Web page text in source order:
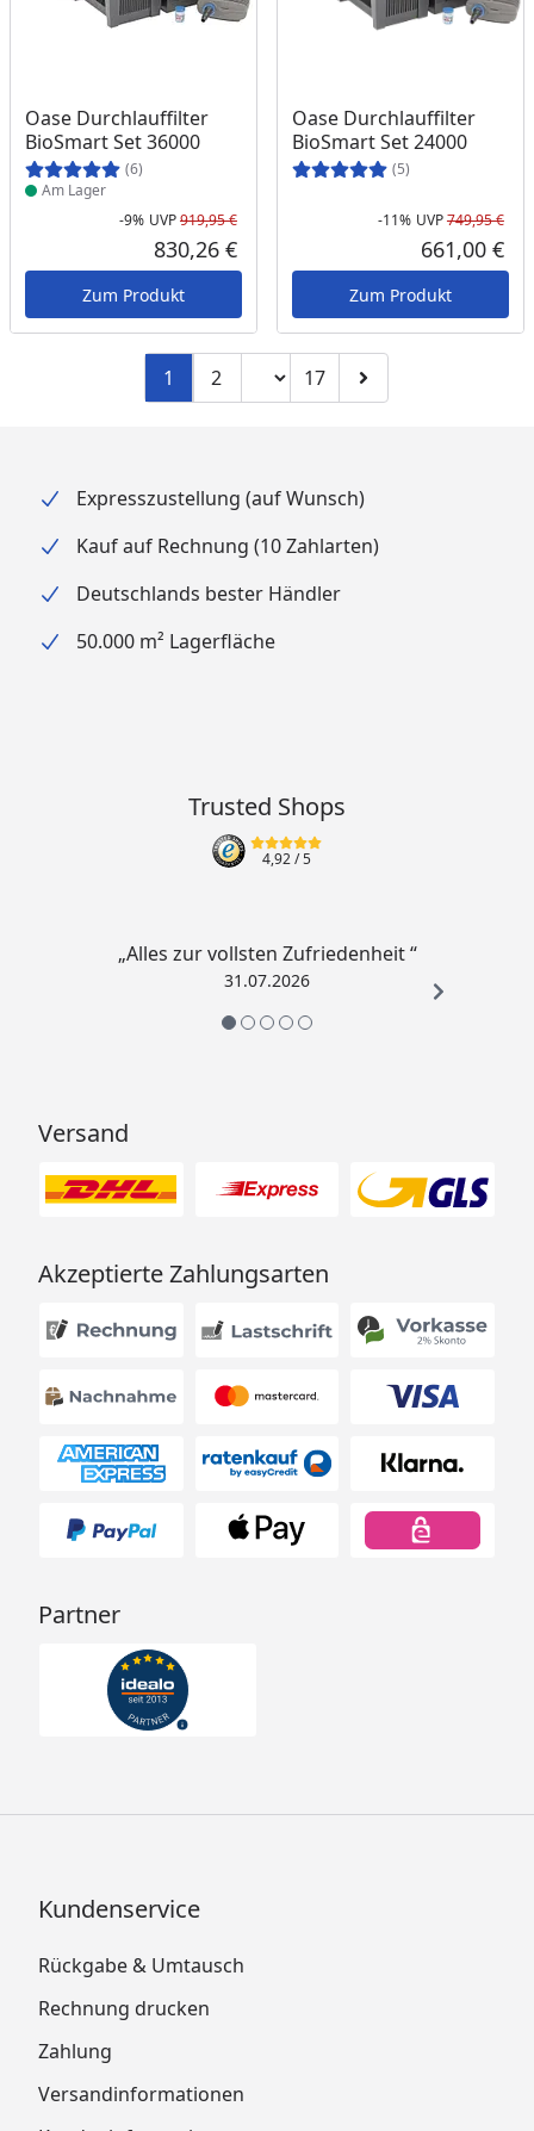
Oase Durchlauffilter
BioSmart Set 36000
(6)
Produkt am Lager
Am Lager
Rabatt in Prozent
-9%
Ursprünglicher Preis
UVP919,95 €
Aktueller Preis
830,26 €
Zum Produkt
Oase Durchlauffilter
BioSmart Set 24000
(5)
-11% UVP749,95 €
661,00 €
Zum Produkt
1 Zu Seite 2
2 Seitenzahl ändern
Zu Seite 17
17 Zur nächsten Seite
Expresszustellung (auf Wunsch)
Kauf auf Rechnung (10 Zahlarten)
Deutschlands bester Händler
50.000 m² Lagerfläche
Trusted Shops
4,92/ 5
„Alles zur vollsten Zufriedenheit “
31.07.2026
Versand
Akzeptierte Zahlungsarten
Partner
Kundenservice
Rückgabe & Umtausch
Rechnung drucken
Zahlung
Versandinformationen